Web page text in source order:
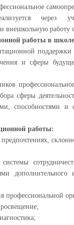
через
внешкольную работу
работы в
и сферы
сферы
способностями и
работы:
дополнительного
профессиональной